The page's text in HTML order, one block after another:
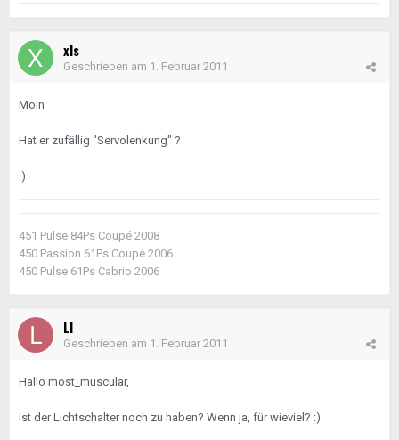
xls
Geschrieben am 1. Februar 2011
Moin
Hat er zufällig "Servolenkung" ?
:)
451 Pulse 84Ps Coupé 2008
450 Passion 61Ps Coupé 2006
450 Pulse 61Ps Cabrio 2006
LI
Geschrieben am 1. Februar 2011
Hallo most_muscular,
ist der Lichtschalter noch zu haben? Wenn ja, für wieviel? :)